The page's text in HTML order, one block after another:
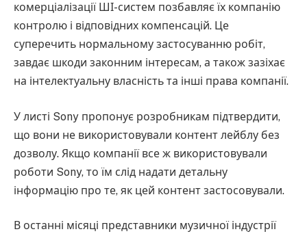
комерціалізації ШІ-систем позбавляє їх компанію
контролю і відповідних компенсацій. Це
суперечить нормальному застосуванню робіт,
завдає шкоди законним інтересам, а також зазіхає
на інтелектуальну власність та інші права компанії.
У листі Sony пропонує розробникам підтвердити,
що вони не використовували контент лейблу без
дозволу. Якщо компанії все ж використовували
роботи Sony, то їм слід надати детальну
інформацію про те, як цей контент застосовували.
В останні місяці представники музичної індустрії